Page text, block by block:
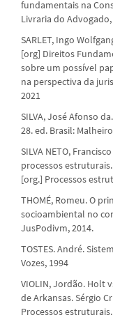
fundamentais na
Livraria do Advogado,
SARLET, Ingo
[org] Direitos
sobre um possível
na perspectiva da
2021
SILVA, José Afonso
28. ed. Brasil:
SILVA NETO,
processos
[org.] Processos
THOMÉ, Romeu. O
socioambiental no
JusPodivm, 2014.
TOSTES. André.
Vozes, 1994
VIOLIN, Jordão. Holt
de Arkansas. Sérgio
Processos